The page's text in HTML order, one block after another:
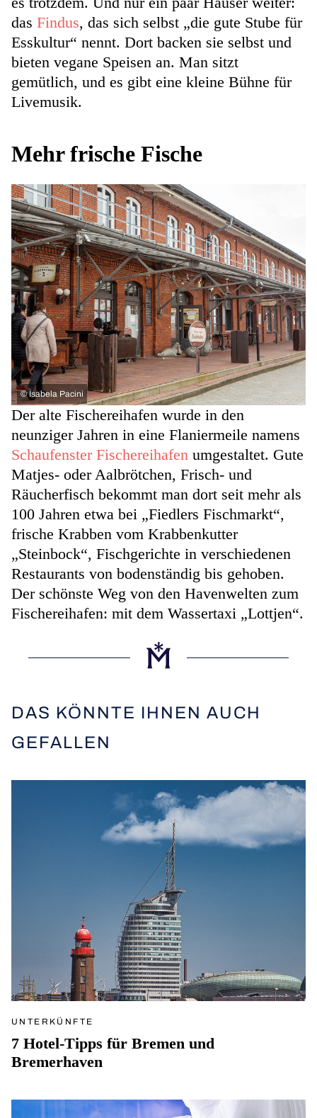
das Findus, das sich selbst „die gute Stube für
Esskultur“ nennt. Dort backen sie selbst und
bieten vegane Speisen an. Man sitzt
gemütlich, und es gibt eine kleine Bühne für
Livemusik.
Mehr frische Fische
© Isabela Pacini
Der alte Fischereihafen wurde in den
neunziger Jahren in eine Flaniermeile namens
Schaufenster Fischereihafen umgestaltet. Gute
Matjes- oder Aalbrötchen, Frisch- und
Räucherfisch bekommt man dort seit mehr als
100 Jahren etwa bei „Fiedlers Fischmarkt“,
frische Krabben vom Krabbenkutter
„Steinbock“, Fischgerichte in verschiedenen
Restaurants von bodenständig bis gehoben.
Der schönste Weg von den Havenwelten zum
Fischereihafen: mit dem Wassertaxi „Lottjen“.
DAS KÖNNTE IHNEN AUCH
GEFALLEN
UNTERKÜNFTE
7 Hotel-Tipps für Bremen und
Bremerhaven